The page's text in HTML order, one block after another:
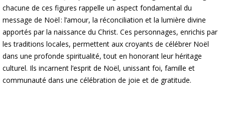
chacune de ces figures rappelle un aspect fondamental du
message de Noël : l’amour, la réconciliation et la lumière divine
apportés par la naissance du Christ. Ces personnages, enrichis par
les traditions locales, permettent aux croyants de célébrer Noël
dans une profonde spiritualité, tout en honorant leur héritage
culturel. Ils incarnent l’esprit de Noël, unissant foi, famille et
communauté dans une célébration de joie et de gratitude.